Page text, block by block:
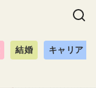
結婚 キャリア